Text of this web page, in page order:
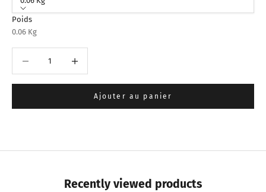
Poids
0.06 Kg
Ajouter au panier
Recently viewed products